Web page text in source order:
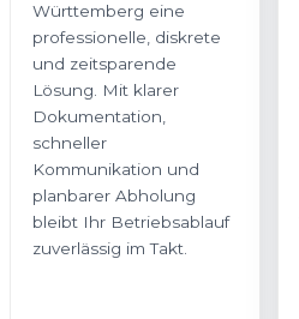
Württemberg eine
professionelle, diskrete
und zeitsparende
Lösung. Mit klarer
Dokumentation,
schneller
Kommunikation und
planbarer Abholung
bleibt Ihr Betriebsablauf
zuverlässig im Takt.